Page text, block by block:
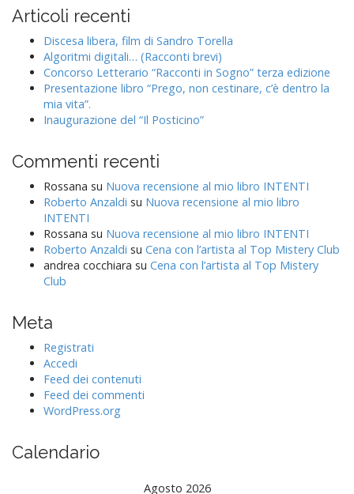
i
Articoli recenti
Discesa libera, film di Sandro Torella
Algoritmi digitali… (Racconti brevi)
Concorso Letterario “Racconti in Sogno” terza edizione
Presentazione libro “Prego, non cestinare, c’è dentro la
mia vita”.
Inaugurazione del “Il Posticino”
Commenti recenti
Rossana su Nuova recensione al mio libro INTENTI
Roberto Anzaldi su Nuova recensione al mio libro
INTENTI
Rossana su Nuova recensione al mio libro INTENTI
Roberto Anzaldi su Cena con l’artista al Top Mistery Club
andrea cocchiara su Cena con l’artista al Top Mistery
Club
Meta
Registrati
Accedi
Feed dei contenuti
Feed dei commenti
WordPress.org
Calendario
Agosto 2026